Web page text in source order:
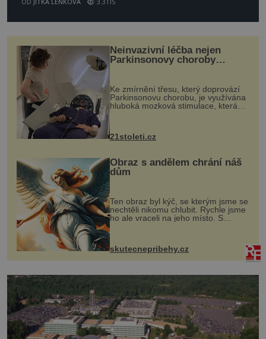
Neinvazivní léčba nejen
Parkinsonovy choroby
Ke zmírnění třesu, který doprovází
Parkinsonovu chorobu, je využívána
hluboká mozková stimulace, která
však vyžaduje vysoce invazivní
k dostatečně přesnému zacílení ...
21stoleti.cz
Obraz s andělem chrání náš
dům
Ten obraz byl kýč, se kterým jsme se
nechtěli nikomu chlubit. Rychle jsme
ho ale vraceli na jeho místo. S
manželem Vaškem jsme si pořídili
chaloupku, takový domek na severu
Čech, kde jsme si naplánova...
skutecnepribehy.cz